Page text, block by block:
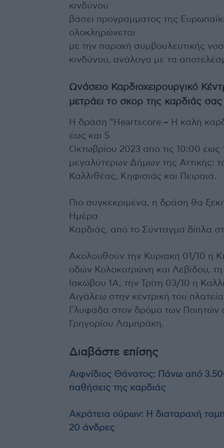
κινδύνου
βάσει προγράμματος της
ολοκληρώνεται
με την παροχή συμβουλευτικής
κινδύνου, ανάλογα με τα
Ωνάσειο Καρδιοχειρουργικό
μετράει το σκορ της καρδιάς σας
Η δράση “Heartscore – Η καλή
έως και 5
Οκτωβρίου 2023 από τις 10:00 έως
μεγαλύτερων Δήμων της Αττικής:
Καλλιθέας, Κηφισιάς και Πειραιά.
Πιο συγκεκριμένα, η δράση θα
Ημέρα
Καρδιάς, από το Σύνταγμα δίπλα
Ακολουθούν την Κυριακή 01/10 η
οδών Κολοκοτρώνη και Λεβίδου,
Ιακώβου 1Α, την Τρίτη 03/10 η
Αιγάλεω στην κεντρική του
Γλυφάδα στον δρόμο των
Γρηγορίου Λαμπράκη.
Διαβάστε επίσης
Αιφνίδιος Θάνατος: Πάνω από
παθήσεις της καρδιάς
Ακράτεια ούρων: Η διαταραχή
20 άνδρες